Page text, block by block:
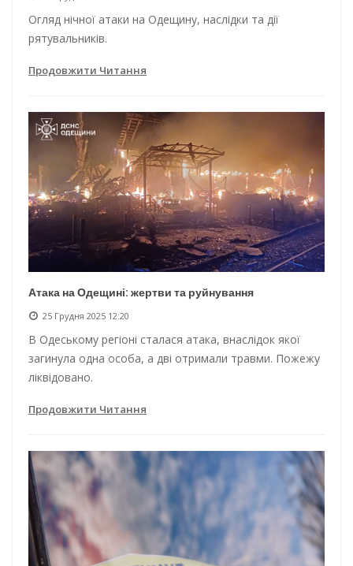
Огляд нічної атаки на Одещину, наслідки та дії
рятувальників.
Продовжити Читання
Атака на Одещині: жертви та руйнування
25 Грудня 2025 12:20
В Одеському регіоні сталася атака, внаслідок якої
загинула одна особа, а дві отримали травми. Пожежу
ліквідовано.
Продовжити Читання